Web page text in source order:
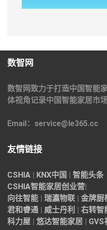
数智网
数智网致力于打造中国智能
体视角记录中国智能家居市
Email：service@le365.cc
友情链接
CSHIA | KNX中国 | 智能头条
CSHIA智能家居创业营|
向往智能 | 瑞瀛物联 | 金牌厨
君和睿通 | 威士丹利 | 右转智
科力屋 | 悠达智能家居 | GVS